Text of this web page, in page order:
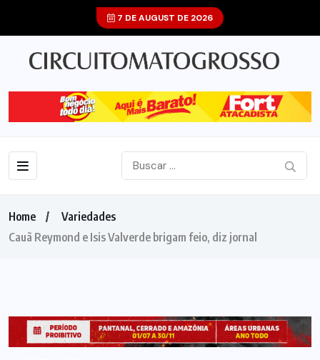
7 DE AUGUST DE 2026
Home
Variedades
Cauã Reymond e Isis Valverde brigam feio, diz jornal